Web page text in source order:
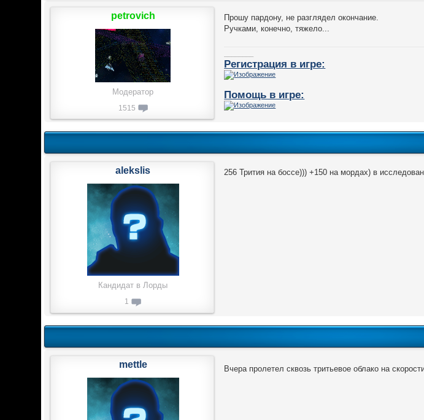
Прошу пардону, не разглядел окончание.
Ручками, конечно, тяжело...
Регистрация в игре:
Помощь в игре:
petrovich
Модератор
1515
256 Трития на боссе))) +150 на мордах) в
alekslis
Кандидат в Лорды
1
Вчера пролетел сквозь тритьевое облако на
mettle